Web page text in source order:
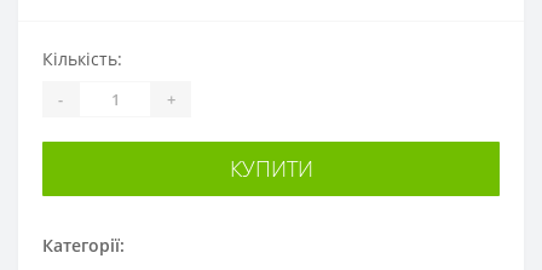
Категорії:
Кількість:
- +
КУПИТИ